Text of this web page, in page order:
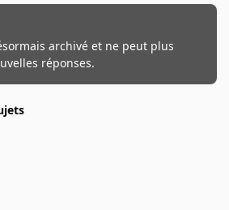
archivé et ne peut plus
réponses.